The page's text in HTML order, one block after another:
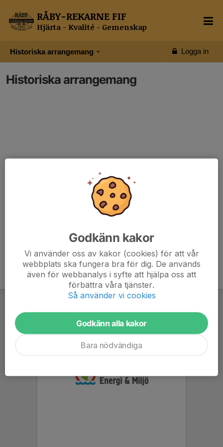
Historiska arrangemang Logga in
RÅBY-REKARNE FIF
Hjärta - Kvalité - Gemenskap
Historiska arrangemang
Godkänn kakor
Vi använder oss av kakor (cookies) för att vår
webbplats ska fungera bra för dig. De används
även för webbanalys i syfte att hjälpa oss att
förbättra våra tjänster.
Så använder vi cookies
Godkänn alla kakor
Bara nödvändiga